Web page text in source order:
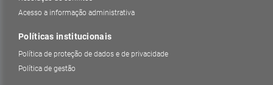
Acesso a informação administrativa
Políticas institucionais
Política de proteção de dados e de privacidade
Política de gestão